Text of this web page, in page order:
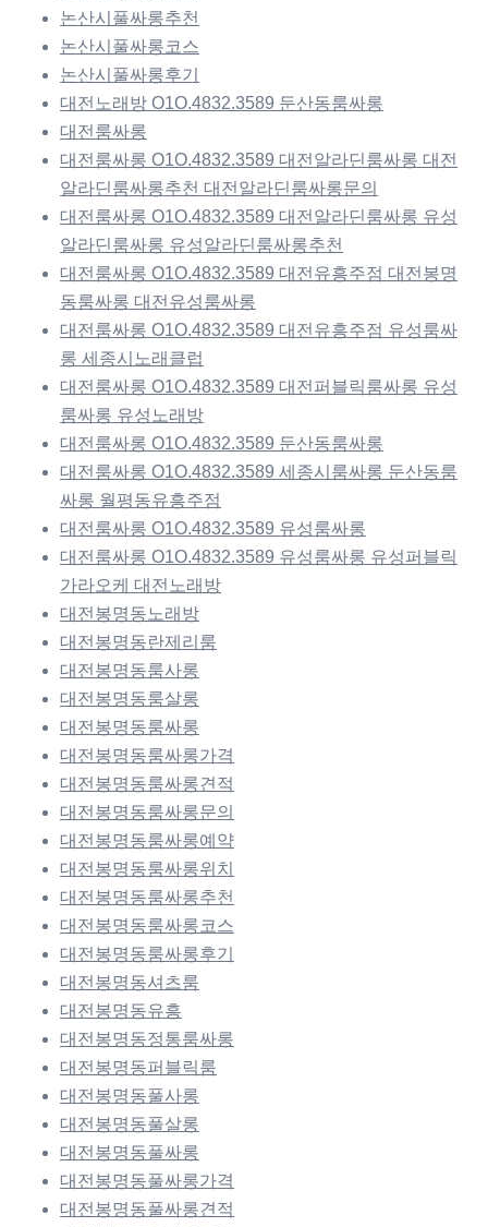
논산시풀싸롱추천
논산시풀싸롱코스
논산시풀싸롱후기
대전노래방 O1O.4832.3589 둔산동룸싸롱
대전룸싸롱
대전룸싸롱 O1O.4832.3589 대전알라딘룸싸롱 대전
알라딘룸싸롱추천 대전알라딘룸싸롱문의
대전룸싸롱 O1O.4832.3589 대전알라딘룸싸롱 유성
알라딘룸싸롱 유성알라딘룸싸롱추천
대전룸싸롱 O1O.4832.3589 대전유흥주점 대전봉명
동룸싸롱 대전유성룸싸롱
대전룸싸롱 O1O.4832.3589 대전유흥주점 유성룸싸
롱 세종시노래클럽
대전룸싸롱 O1O.4832.3589 대전퍼블릭룸싸롱 유성
룸싸롱 유성노래방
대전룸싸롱 O1O.4832.3589 둔산동룸싸롱
대전룸싸롱 O1O.4832.3589 세종시룸싸롱 둔산동룸
싸롱 월평동유흥주점
대전룸싸롱 O1O.4832.3589 유성룸싸롱
대전룸싸롱 O1O.4832.3589 유성룸싸롱 유성퍼블릭
가라오케 대전노래방
대전봉명동노래방
대전봉명동란제리룸
대전봉명동룸사롱
대전봉명동룸살롱
대전봉명동룸싸롱
대전봉명동룸싸롱가격
대전봉명동룸싸롱견적
대전봉명동룸싸롱문의
대전봉명동룸싸롱예약
대전봉명동룸싸롱위치
대전봉명동룸싸롱추천
대전봉명동룸싸롱코스
대전봉명동룸싸롱후기
대전봉명동셔츠룸
대전봉명동유흥
대전봉명동정통룸싸롱
대전봉명동퍼블릭룸
대전봉명동풀사롱
대전봉명동풀살롱
대전봉명동풀싸롱
대전봉명동풀싸롱가격
대전봉명동풀싸롱견적